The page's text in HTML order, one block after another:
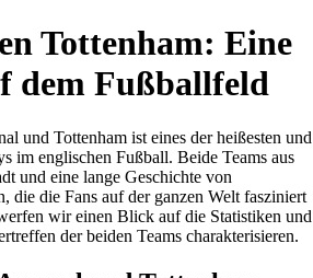
Tottenham: Eine
dem Fußballfeld
und Tottenham ist eines der heißesten und
im englischen Fußball. Beide Teams aus
und eine lange Geschichte von
die die Fans auf der ganzen Welt fasziniert
wir einen Blick auf die Statistiken und
der beiden Teams charakterisieren.